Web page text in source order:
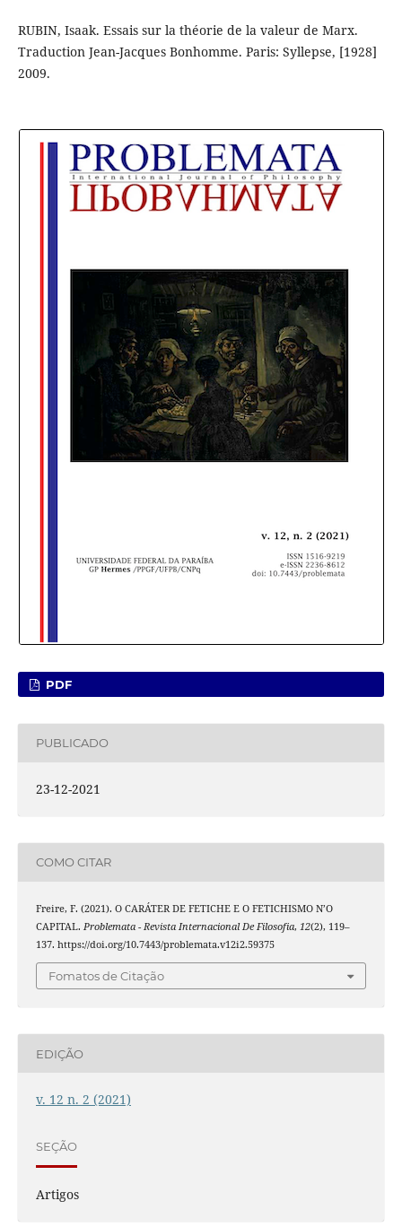
RUBIN, Isaak. Essais sur la théorie de la valeur de Marx.
Traduction Jean-Jacques Bonhomme. Paris: Syllepse, [1928]
2009.
PDF
PUBLICADO
23-12-2021
COMO CITAR
Freire, F. (2021). O CARÁTER DE FETICHE E O FETICHISMO N’O
CAPITAL. Problemata - Revista Internacional De Filosofia, 12(2), 119–
137. https://doi.org/10.7443/problemata.v12i2.59375
Fomatos de Citação
EDIÇÃO
v. 12 n. 2 (2021)
SEÇÃO
Artigos